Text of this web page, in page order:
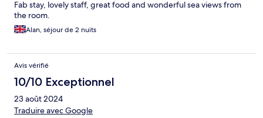
Fab stay, lovely staff, great food and wonderful sea views from
the room.
Alan, séjour de 2 nuits
Avis vérifié
10/10 Exceptionnel
23 août 2024
Traduire avec Google